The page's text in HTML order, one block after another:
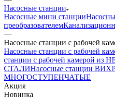
Насосные станции
Насосные мини станции
преобразователем
—
Насосные станции с рабочей
Насосные станции с рабочей
станции с рабочей камерой
СТАЛИНасосные станции
МНОГОСТУПЕНЧАТЫЕ
Акция
Новинка